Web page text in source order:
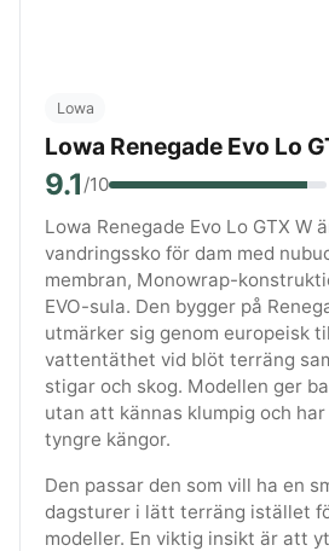
Lowa
Lowa Renegade Evo Lo
9.1 /10
Lowa Renegade Evo Lo GTX W
vandringssko för dam med
membran, Monowrap-
EVO-sula. Den bygger på
utmärker sig genom europeisk
vattentäthet vid blöt terräng
stigar och skog. Modellen ger
utan att kännas klumpig och
tyngre kängor.
Den passar den som vill ha en
dagsturer i lätt terräng istället
modeller. En viktig insikt är att